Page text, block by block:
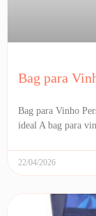
Bag para
Bag para Vinho
ideal A bag para
22/04/2026